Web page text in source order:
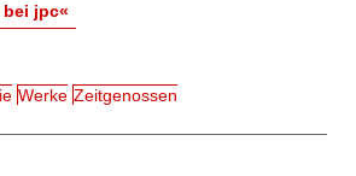
jpc«
Werke Zeitgenossen